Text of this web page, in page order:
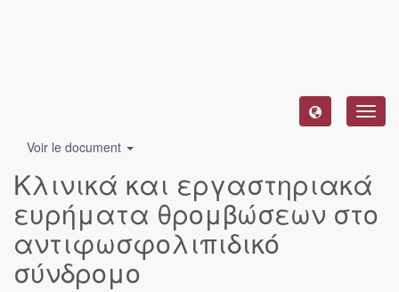
Voir le document
Κλινικά και εργαστηριακά
ευρήματα θρομβώσεων στο
αντιφωσφολιπιδικό
σύνδρομο